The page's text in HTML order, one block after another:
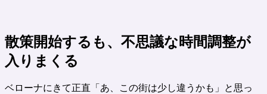
散策開始するも、不思議な時間調整が
入りまくる
ベローナにきて正直「あ、この街は少し違うかも」と思っ